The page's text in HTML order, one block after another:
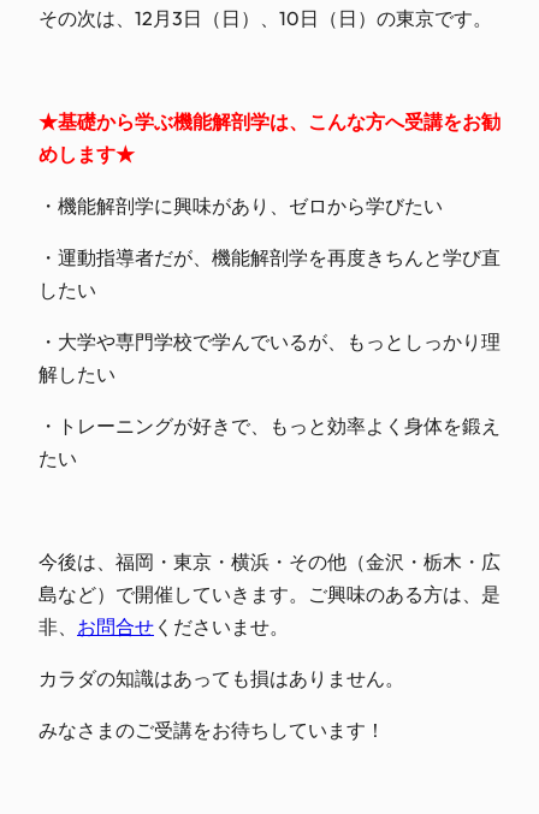
その次は、12月3日（日）、10日（日）の東京です。
★基礎から学ぶ機能解剖学は、こんな方へ受講をお勧
めします★
・機能解剖学に興味があり、ゼロから学びたい
・運動指導者だが、機能解剖学を再度きちんと学び直
したい
・大学や専門学校で学んでいるが、もっとしっかり理
解したい
・トレーニングが好きで、もっと効率よく身体を鍛え
たい
今後は、福岡・東京・横浜・その他（金沢・栃木・広
島など）で開催していきます。ご興味のある方は、是
非、 お問合せ くださいませ。
カラダの知識はあっても損はありません。
みなさまのご受講をお待ちしています！